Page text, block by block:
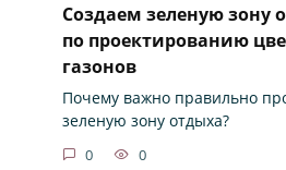
Создаем зеленую зону
по проектированию
газонов
Почему важно правильно
зеленую зону отдыха?
0 0